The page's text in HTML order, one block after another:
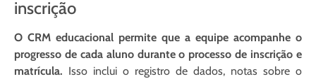
inscrição
O CRM educacional permite que a equipe acompanhe o
progresso de cada aluno durante o processo de inscrição e
matrícula. Isso inclui o registro de dados, notas sobre o